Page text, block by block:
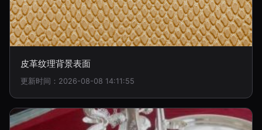
皮革纹理背景表面
更新时间：2026-08-08 14:11:55